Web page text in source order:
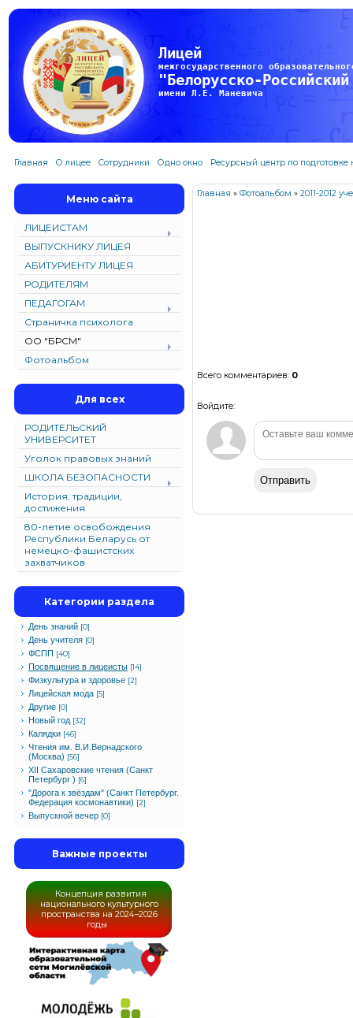
Лицей
межгосударственного
"Белорусско-
имени Л.Е. Маневича
Главная О лицее Сотрудники Одно окно Ресурсный центр по подготовке
Меню сайта
ЛИЦЕИСТАМ
ВЫПУСКНИКУ ЛИЦЕЯ
АБИТУРИЕНТУ ЛИЦЕЯ
РОДИТЕЛЯМ
ПЕДАГОГАМ
Страничка психолога
ОО "БРСМ"
Фотоальбом
Для всех
РОДИТЕЛЬСКИЙ
УНИВЕРСИТЕТ
Уголок правовых знаний
ШКОЛА БЕЗОПАСНОСТИ
История, традиции,
достижения
80-летие освобождения
Республики Беларусь от
немецко-фашистских
захватчиков
Категории раздела
День знаний [0]
День учителя [0]
ФСПП [40]
Посвящение в лицеисты [14]
Физкультура и здоровье [2]
Лицейская мода [5]
Другие [0]
Новый год [32]
Калядки [46]
Чтения им. В.И.Вернадского
(Москва) [56]
XII Сахаровские чтения (Санкт
Петербург ) [6]
"Дорога к звёздам" (Санкт Петербург.
Федерация космонавтики) [2]
Выпускной вечер [0]
Важные проекты
Концепция развития
национального культурного
пространства на 2024–2026
годы
Главная » Фотоальбом » 2011-2012
Всего комментариев: 0
Войдите:
Отправить